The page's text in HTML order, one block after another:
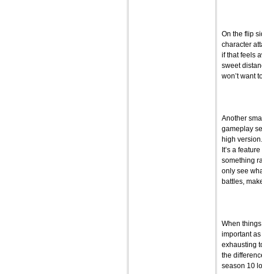
On the flip
character
if that feels
sweet
won’t want
Another
gameplay
high
It’s a
something
only see
battles,
When
important
exhausting
the
season 10